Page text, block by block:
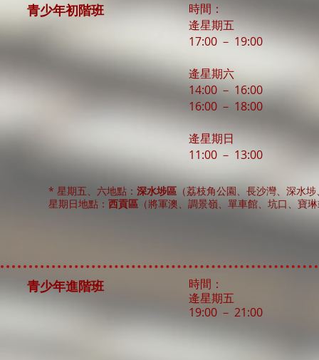
青少年初階班
時間：
逄星期五
17:00 － 19:00
逄星期六
14:00 － 16:00
16:00 － 18:00
逄星期日
11:00 － 13:00
* 星期五、六地點： 深水埗區 （荔枝角公園、長沙灣、深水
​星期日地點： 西貢區 （將軍澳、調景嶺、單車館、坑口、寶
青少年進階班
時間：
逄星期五
19:00 － 21:00